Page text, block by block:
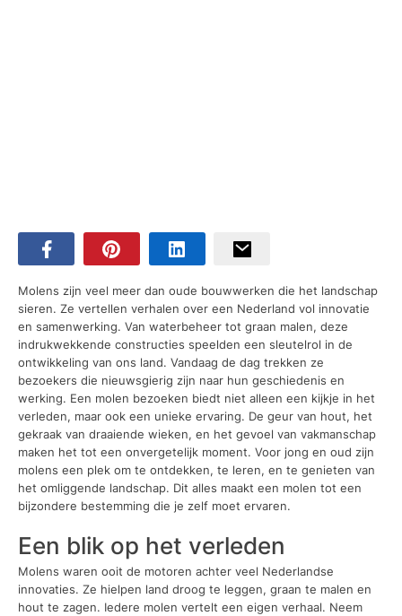
Molens zijn veel meer dan oude bouwwerken die het landschap
sieren. Ze vertellen verhalen over een Nederland vol innovatie
en samenwerking. Van waterbeheer tot graan malen, deze
indrukwekkende constructies speelden een sleutelrol in de
ontwikkeling van ons land. Vandaag de dag trekken ze
bezoekers die nieuwsgierig zijn naar hun geschiedenis en
werking. Een molen bezoeken biedt niet alleen een kijkje in het
verleden, maar ook een unieke ervaring. De geur van hout, het
gekraak van draaiende wieken, en het gevoel van vakmanschap
maken het tot een onvergetelijk moment. Voor jong en oud zijn
molens een plek om te ontdekken, te leren, en te genieten van
het omliggende landschap. Dit alles maakt een molen tot een
bijzondere bestemming die je zelf moet ervaren.
Een blik op het verleden
Molens waren ooit de motoren achter veel Nederlandse
innovaties. Ze hielpen land droog te leggen, graan te malen en
hout te zagen. Iedere molen vertelt een eigen verhaal. Neem